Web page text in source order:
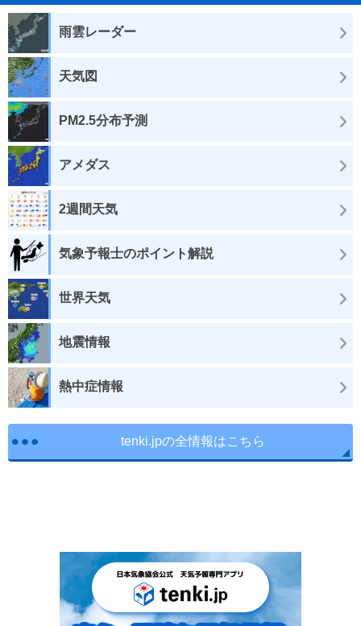
雨雲レーダー
天気図
PM2.5分布予測
アメダス
2週間天気
気象予報士のポイント解説
世界天気
地震情報
熱中症情報
tenki.jpの全情報はこちら